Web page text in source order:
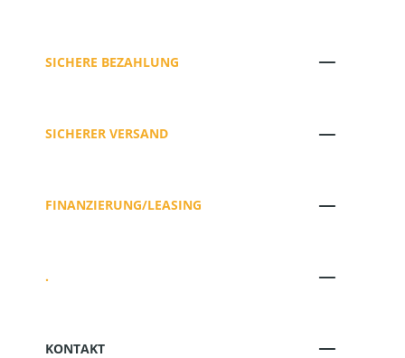
SICHERE BEZAHLUNG
SICHERER VERSAND
FINANZIERUNG/LEASING
.
KONTAKT